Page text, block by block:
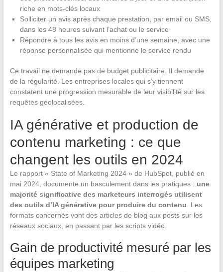
riche en mots-clés locaux
Solliciter un avis après chaque prestation, par email ou SMS,
dans les 48 heures suivant l’achat ou le service
Répondre à tous les avis en moins d’une semaine, avec une
réponse personnalisée qui mentionne le service rendu
Ce travail ne demande pas de budget publicitaire. Il demande
de la régularité. Les entreprises locales qui s’y tiennent
constatent une progression mesurable de leur visibilité sur les
requêtes géolocalisées.
IA générative et production de
contenu marketing : ce que
changent les outils en 2024
Le rapport « State of Marketing 2024 » de HubSpot, publié en
mai 2024, documente un basculement dans les pratiques : une
majorité significative des marketeurs interrogés utilisent
des outils d’IA générative pour produire du contenu . Les
formats concernés vont des articles de blog aux posts sur les
réseaux sociaux, en passant par les scripts vidéo.
Gain de productivité mesuré par les
équipes marketing